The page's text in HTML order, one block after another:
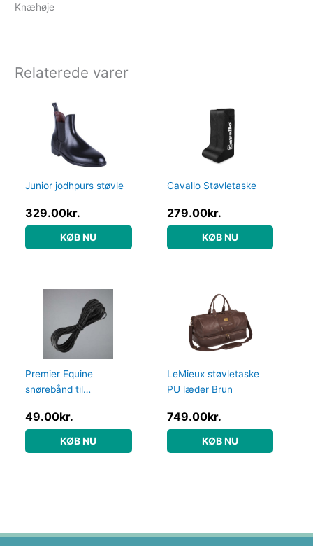
Knæhøje
Relaterede varer
Junior jodhpurs støvle
329.00kr.
KØB NU
Cavallo Støvletaske
279.00kr.
KØB NU
Premier Equine
snørebånd til
49.00kr.
KØB NU
LeMieux støvletaske
PU læder Brun
749.00kr.
KØB NU